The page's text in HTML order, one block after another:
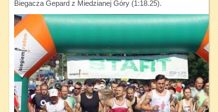
Biegacza Gepard z Miedzianej Góry (1:18.25).